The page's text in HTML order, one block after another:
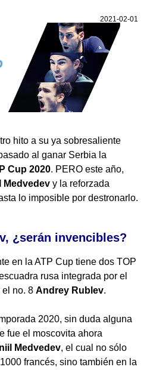
2021-02-01
hito a su ya sobresaliente
al ganar Serbia la
Cup 2020. PERO este año,
Medvedev y la reforzada
lo imposible por destronarlo.
¿serán invencibles?
en la ATP Cup tiene dos TOP
rusa integrada por el
el no. 8 Andrey Rublev.
2020, sin duda alguna
fue el moscovita ahora
Medvedev, el cual no sólo
francés, sino también en la